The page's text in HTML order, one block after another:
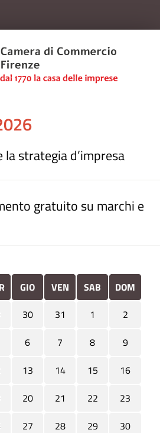
strategia d’impresa
gratuito su marchi e
GIO VEN SAB
DOM
30 31 1
2
6 7 8
9
13 14 15
16
20 21 22
23
27 28 29 30